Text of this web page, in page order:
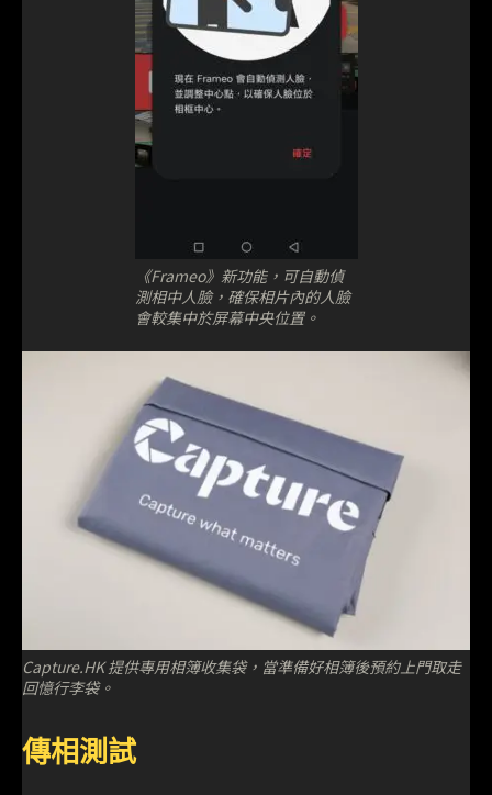
《Frameo》新功能，可自動偵
測相中人臉，確保相片內的人臉
會較集中於屏幕中央位置。
Capture.HK 提供專用相簿收集袋，當準備好相簿後預約上門取走
回憶行李袋。
傳相測試